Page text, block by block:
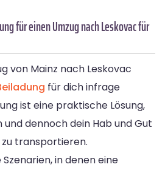
für einen Umzug nach Leskovac für
von Mainz nach Leskovac
für dich infrage
ist eine praktische Lösung,
dennoch dein Hab und Gut
transportieren.
in denen eine